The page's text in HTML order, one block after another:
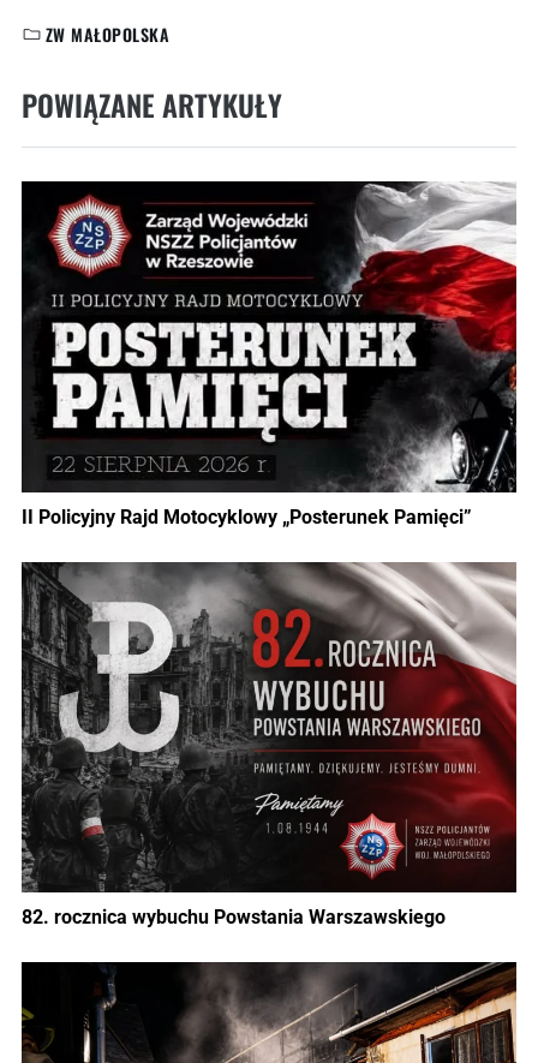
KATEGORIE:
ZW MAŁOPOLSKA
POWIĄZANE ARTYKUŁY
II Policyjny Rajd Motocyklowy „Posterunek Pamięci”
82. rocznica wybuchu Powstania Warszawskiego